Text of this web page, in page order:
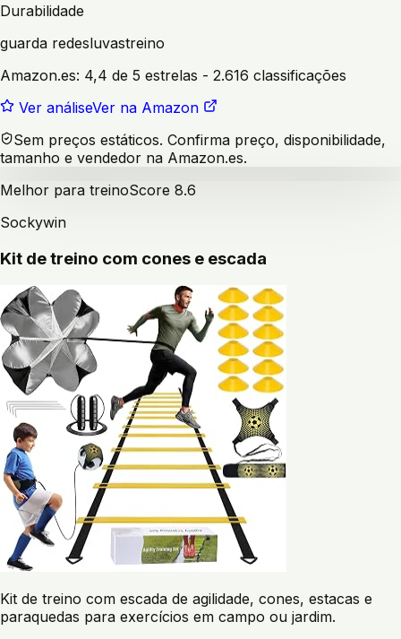
Durabilidade
guarda redesluvastreino
Amazon.es: 4,4 de 5 estrelas - 2.616 classificações
Ver análiseVer na Amazon
Sem preços estáticos. Confirma preço, disponibilidade,
tamanho e vendedor na Amazon.es.
Melhor para treinoScore 8.6
Sockywin
Kit de treino com cones e escada
Kit de treino com escada de agilidade, cones, estacas e
paraquedas para exercícios em campo ou jardim.